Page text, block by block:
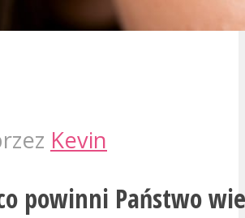
Kevin
powinni Państwo